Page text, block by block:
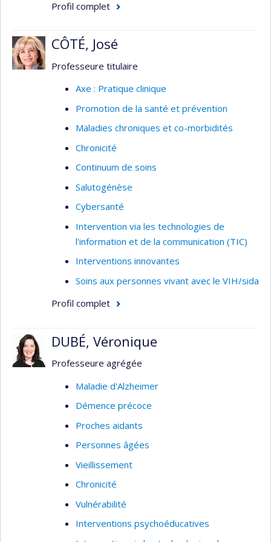
Profil complet
CÔTÉ, José
Professeure titulaire
Axe : Pratique clinique
Promotion de la santé et prévention
Maladies chroniques et co-morbidités
Chronicité
Continuum de soins
Salutogénèse
Cybersanté
Intervention via les technologies de
l'information et de la communication (TIC)
Interventions innovantes
Soins aux personnes vivant avec le VIH/sida
Profil complet
DUBÉ, Véronique
Professeure agrégée
Maladie d'Alzheimer
Démence précoce
Proches aidants
Personnes âgées
Vieillissement
Chronicité
Vulnérabilité
Interventions psychoéducatives